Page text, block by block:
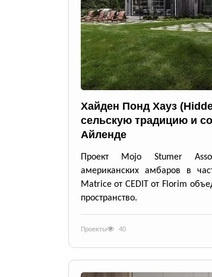
Хайден Понд Хауз
сельскую традицию и
Айленде
Проект Mojo Stumer
американских амбаров в
Matrice от CEDIT от Florim
пространство.
Проекты 40